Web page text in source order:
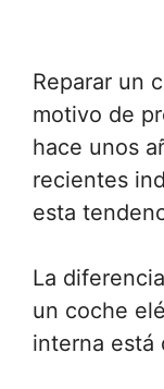
Reparar un
motivo de
hace unos
recientes
esta
La
un coche
interna está